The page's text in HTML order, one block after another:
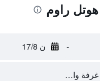
راوم
- ن 17/8